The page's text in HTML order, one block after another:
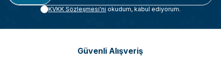
KVKK Sözleşmesi'ni okudum, kabul ediyorum.
Güvenli Alışveriş